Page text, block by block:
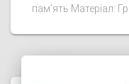
пам’ять Матеріал: